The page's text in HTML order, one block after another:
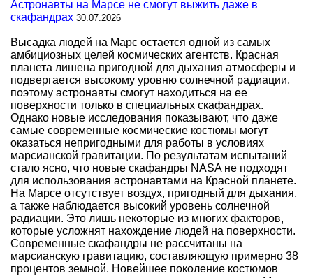
Астронавты на Марсе не смогут выжить даже в
скафандрах 30.07.2026
Высадка людей на Марс остается одной из самых
амбициозных целей космических агентств. Красная
планета лишена пригодной для дыхания атмосферы и
подвергается высокому уровню солнечной радиации,
поэтому астронавты смогут находиться на ее
поверхности только в специальных скафандрах.
Однако новые исследования показывают, что даже
самые современные космические костюмы могут
оказаться непригодными для работы в условиях
марсианской гравитации. По результатам испытаний
стало ясно, что новые скафандры NASA не подходят
для использования астронавтами на Красной планете.
На Марсе отсутствует воздух, пригодный для дыхания,
а также наблюдается высокий уровень солнечной
радиации. Это лишь некоторые из многих факторов,
которые усложнят нахождение людей на поверхности.
Современные скафандры не рассчитаны на
марсианскую гравитацию, составляющую примерно 38
процентов земной. Новейшее поколение костюмов